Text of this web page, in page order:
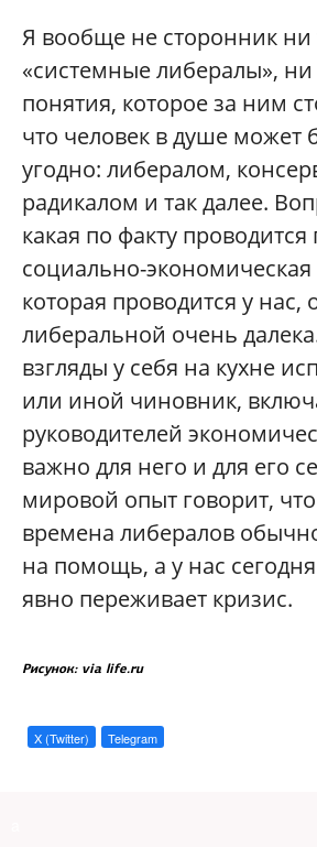
Я вообще не сторонник
«системные либералы», ни
понятия, которое за ним
что человек в душе может
угодно: либералом,
радикалом и так далее.
какая по факту
социально-экономическая
которая проводится у нас,
либеральной очень
взгляды у себя на кухне
или иной чиновник,
руководителей
важно для него и для его
мировой опыт говорит,
времена либералов
на помощь, а у нас сегодня
явно переживает кризис.
Рисунок: via life.ru
X (Twitter) Telegram